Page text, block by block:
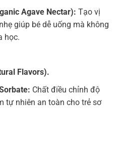
Agave Nectar): Tạo vị
giúp bé dễ uống mà không
học.
Flavors).
Chất điều chỉnh độ
tự nhiên an toàn cho trẻ sơ